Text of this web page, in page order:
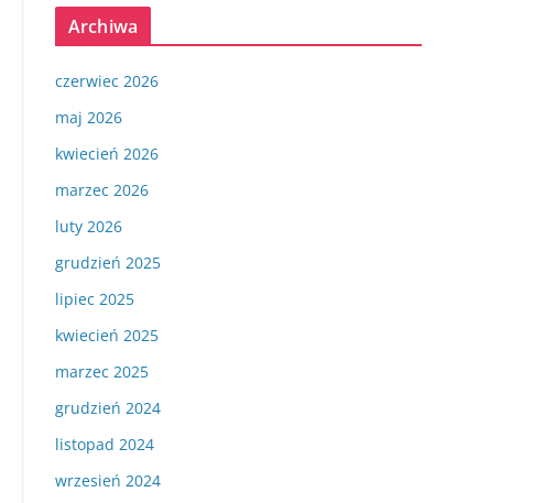
Archiwa
czerwiec 2026
maj 2026
kwiecień 2026
marzec 2026
luty 2026
grudzień 2025
lipiec 2025
kwiecień 2025
marzec 2025
grudzień 2024
listopad 2024
wrzesień 2024